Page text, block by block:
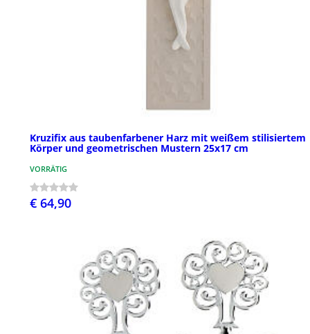
Kruzifix aus taubenfarbener Harz mit weißem stilisiertem
Körper und geometrischen Mustern 25x17 cm
VORRÄTIG
€ 64,90